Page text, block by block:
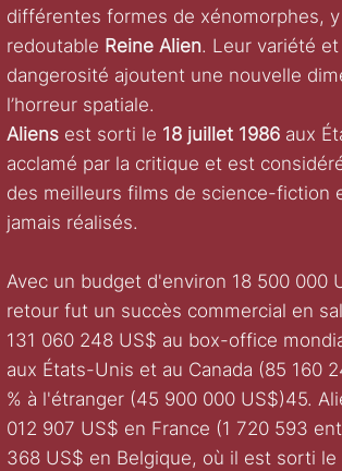
différentes formes de xénomorphes,
redoutable Reine Alien. Leur variété
dangerosité ajoutent une nouvelle
l’horreur spatiale.
Aliensest sorti le 18 juillet 1986aux
acclamé par la critique et est
des meilleurs films de science-fiction
jamais réalisés.
Avec un budget d'environ 18 500 000
retour fut un succès commercial en
131 060 248 US$ au box-office
aux États-Unis et au Canada (85 160
% à l'étranger (45 900 000 US$)45.
012 907 US$ en France (1 720 593
368 US$ en Belgique, où il est sorti le